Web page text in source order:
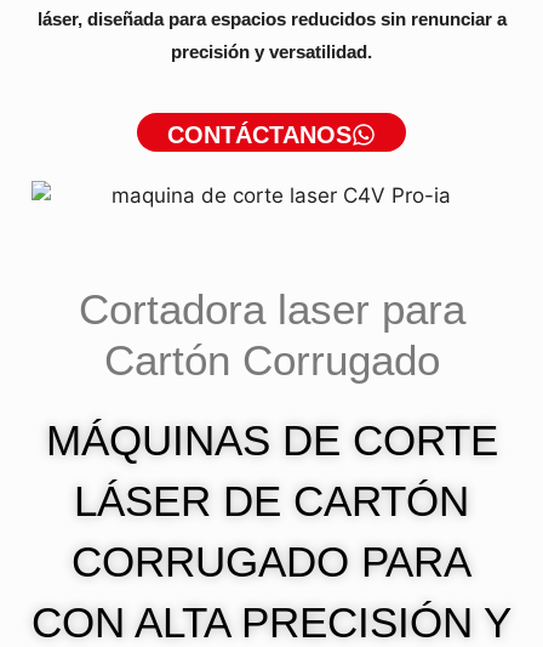
láser, diseñada para espacios reducidos sin renunciar a
precisión y versatilidad.
CONTÁCTANOS
Cortadora laser para
Cartón Corrugado
MÁQUINAS DE CORTE
LÁSER DE CARTÓN
CORRUGADO PARA
CON ALTA PRECISIÓN Y